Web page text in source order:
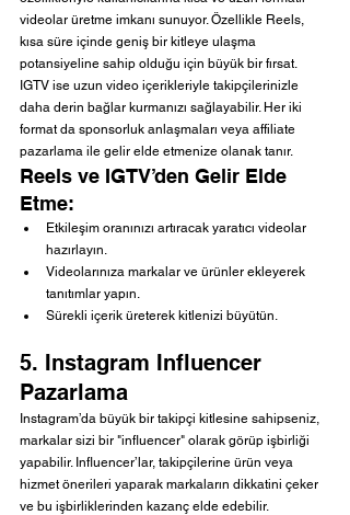
videolar üretme imkanı sunuyor. Özellikle Reels,
kısa süre içinde geniş bir kitleye ulaşma
potansiyeline sahip olduğu için büyük bir fırsat.
IGTV ise uzun video içerikleriyle takipçilerinizle
daha derin bağlar kurmanızı sağlayabilir. Her iki
format da sponsorluk anlaşmaları veya affiliate
pazarlama ile gelir elde etmenize olanak tanır.
Reels ve IGTV’den Gelir Elde
Etme:
Etkileşim oranınızı artıracak yaratıcı videolar
hazırlayın.
Videolarınıza markalar ve ürünler ekleyerek
tanıtımlar yapın.
Sürekli içerik üreterek kitlenizi büyütün.
5. Instagram Influencer
Pazarlama
Instagram’da büyük bir takipçi kitlesine sahipseniz,
markalar sizi bir "influencer" olarak görüp işbirliği
yapabilir. Influencer’lar, takipçilerine ürün veya
hizmet önerileri yaparak markaların dikkatini çeker
ve bu işbirliklerinden kazanç elde edebilir.